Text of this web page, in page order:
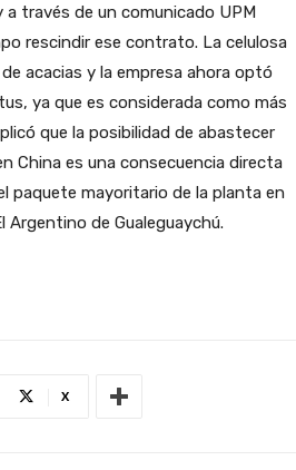
a través de un comunicado UPM
rescindir ese contrato. La celulosa
acacias y la empresa ahora optó
ya que es considerada como más
que la posibilidad de abastecer
China es una consecuencia directa
paquete mayoritario de la planta en
Argentino de Gualeguaychú.
X